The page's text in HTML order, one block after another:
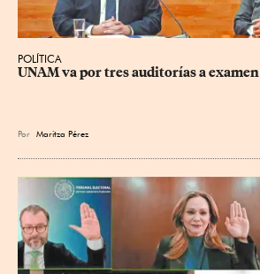
POLÍTICA
UNAM va por tres auditorías a examen
Por Maritza Pérez